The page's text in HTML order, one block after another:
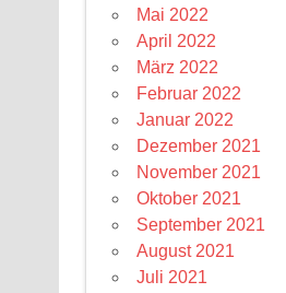
Mai 2022
April 2022
März 2022
Februar 2022
Januar 2022
Dezember 2021
November 2021
Oktober 2021
September 2021
August 2021
Juli 2021